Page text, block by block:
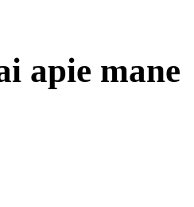
apie mane